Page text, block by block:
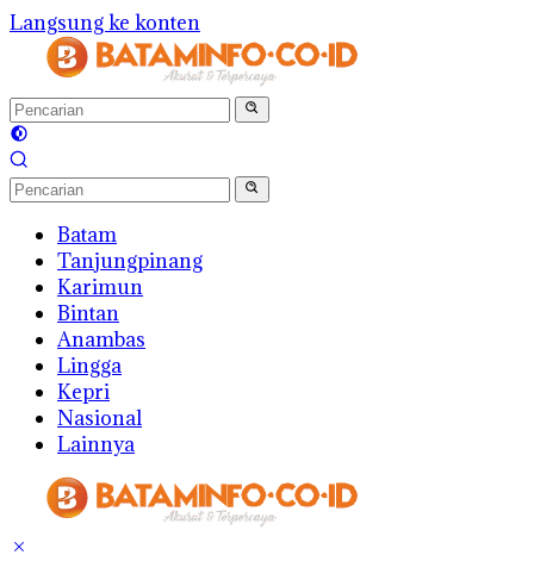
Langsung ke konten
Batam
Tanjungpinang
Karimun
Bintan
Anambas
Lingga
Kepri
Nasional
Lainnya